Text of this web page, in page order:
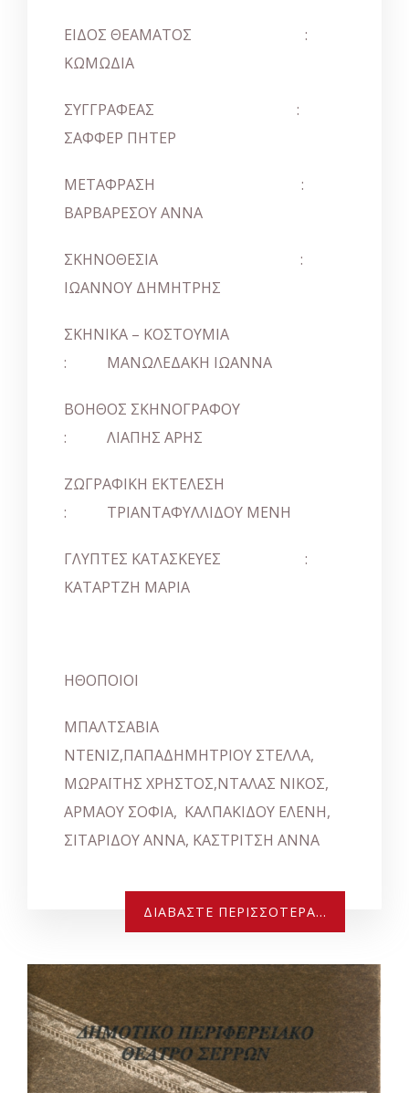
ΕΙΔΟΣ ΘΕΑΜΑΤΟΣ
:
ΚΩΜΩΔΙΑ
ΣΥΓΓΡΑΦΕΑΣ
:
ΣΑΦΦΕΡ ΠΗΤΕΡ
ΜΕΤΑΦΡΑΣΗ :
ΒΑΡΒΑΡΕΣΟΥ ΑΝΝΑ
ΣΚΗΝΟΘΕΣΙΑ :
ΙΩΑΝΝΟΥ ΔΗΜΗΤΡΗΣ
ΣΚΗΝΙΚΑ – ΚΟΣΤΟΥΜΙΑ
: ΜΑΝΩΛΕΔΑΚΗ ΙΩΑΝΝΑ
ΒΟΗΘΟΣ ΣΚΗΝΟΓΡΑΦΟΥ
: ΛΙΑΠΗΣ ΑΡΗΣ
ΖΩΓΡΑΦΙΚΗ ΕΚΤΕΛΕΣΗ
: ΤΡΙΑΝΤΑΦΥΛΛΙΔΟΥ ΜΕΝΗ
ΓΛΥΠΤΕΣ ΚΑΤΑΣΚΕΥΕΣ :
ΚΑΤΑΡΤΖΗ ΜΑΡΙΑ
ΗΘΟΠΟΙΟΙ
ΜΠΑΛΤΣΑΒΙΑ
ΝΤΕΝΙΖ,ΠΑΠΑΔΗΜΗΤΡΙΟΥ ΣΤΕΛΛΑ,
ΜΩΡΑΪΤΗΣ ΧΡΗΣΤΟΣ,ΝΤΑΛΑΣ ΝΙΚΟΣ,
ΑΡΜΑΟΥ ΣΟΦΙΑ, ΚΑΛΠΑΚΙΔΟΥ ΕΛΕΝΗ,
ΣΙΤΑΡΙΔΟΥ ΑΝΝΑ, ΚΑΣΤΡΙΤΣΗ ΑΝΝΑ
ΔΙΑΒΆΣΤΕ ΠΕΡΙΣΣΌΤΕΡΑ...